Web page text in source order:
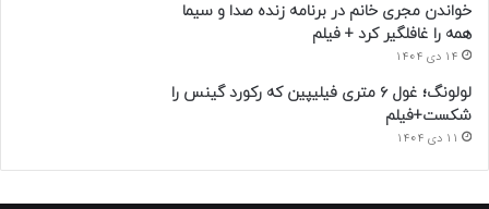
خواندن مجری خانم در برنامه زنده صدا و سیما
همه را غافلگیر کرد + فیلم
14 دی 1404
لولونگ؛ غول ۶ متری فیلیپین که رکورد گینس را
شکست+فیلم
11 دی 1404